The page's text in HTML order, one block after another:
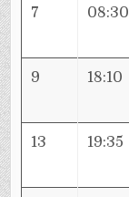
7 08:30
9 18:10
13 19:35